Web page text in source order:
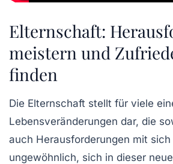
Elternschaft:
meistern und
finden
Die Elternschaft stellt für viele
Lebensveränderungen dar, die
auch Herausforderungen mit
ungewöhnlich, sich in dieser